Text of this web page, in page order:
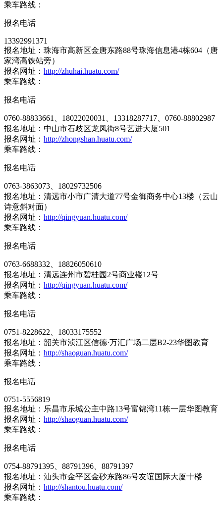
乘车路线：
报名电话
13392991371
报名地址：珠海市高新区金唐东路88号珠海信息港4栋604（唐
家湾高铁站旁）
报名网址： http://zhuhai.huatu.com/
乘车路线：
报名电话
0760-88833661、18022020031、13318287717、0760-88802987
报名地址：中山市石歧区龙凤街8号艺进大厦501
报名网址： http://zhongshan.huatu.com/
乘车路线：
报名电话
0763-3863073、18029732506
报名地址：清远市小市广清大道77号金御商务中心13楼（云山
诗意斜对面）
报名网址： http://qingyuan.huatu.com/
乘车路线：
报名电话
0763-6688332、18826050610
报名地址：清远连州市碧桂园2号商业楼12号
报名网址： http://qingyuan.huatu.com/
乘车路线：
报名电话
0751-8228622、18033175552
报名地址：韶关市浈江区信德·万汇广场二层B2-23华图教育
报名网址： http://shaoguan.huatu.com/
乘车路线：
报名电话
0751-5556819
报名地址：乐昌市乐城公主中路13号富锦湾11栋一层华图教育
报名网址： http://shaoguan.huatu.com/
乘车路线：
报名电话
0754-88791395、88791396、88791397
报名地址：汕头市金平区金砂东路86号友谊国际大厦十楼
报名网址： http://shantou.huatu.com/
乘车路线：